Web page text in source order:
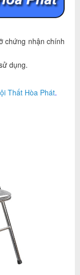
chứng nhận chính
dụng.
Thất Hòa Phát.